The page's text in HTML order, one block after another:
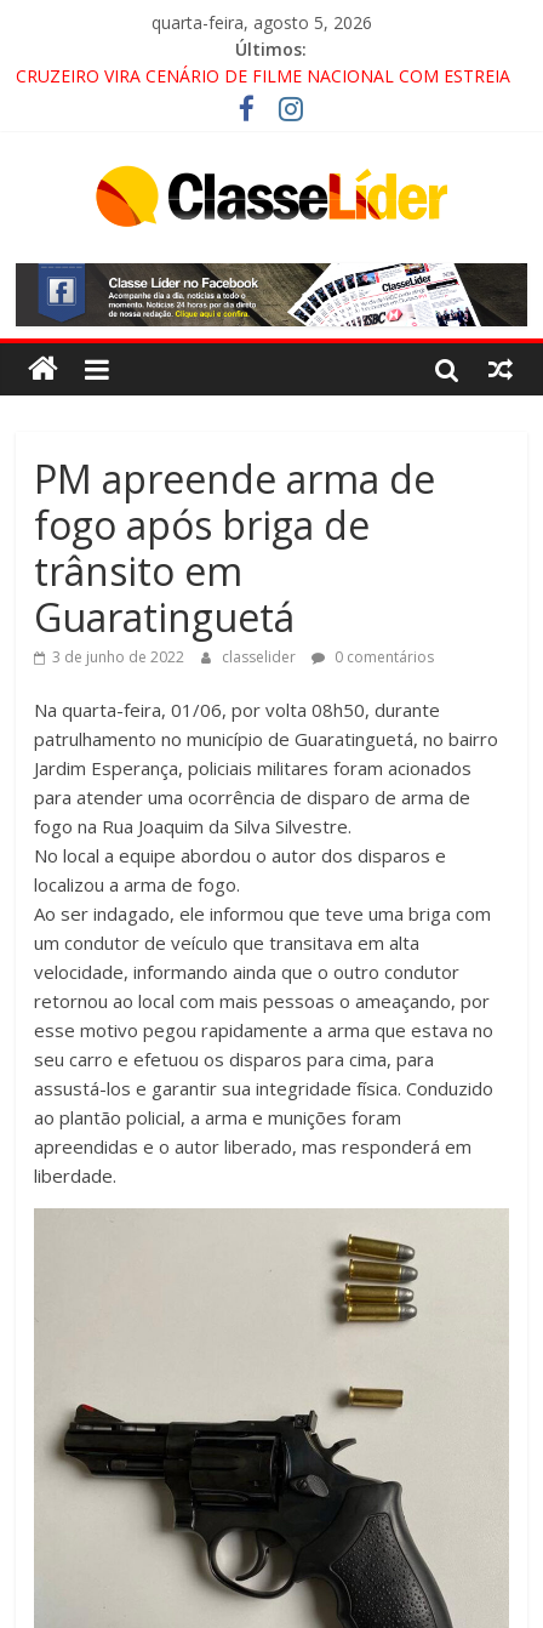
quarta-feira, agosto 5, 2026
Últimos:
CRUZEIRO VIRA CENÁRIO DE FILME NACIONAL COM ESTREIA
PROMOTOR DO GAECO
ACESSO À APARECIDA NA DUTRA SERÁ BLOQUEADO NO FIM
ALTERNATIVAS
LORENA, PINDAMONHANGABA E QUELUZ NA RETA FINAL
PELA FÁBRICA DA COCA-COLA!
PM apreende arma de
fogo após briga de
trânsito em
Guaratinguetá
3 de junho de 2022 classelider 0 comentários
Na quarta-feira, 01/06, por volta 08h50, durante
patrulhamento no município de Guaratinguetá, no bairro
Jardim Esperança, policiais militares foram acionados
para atender uma ocorrência de disparo de arma de
fogo na Rua Joaquim da Silva Silvestre.
No local a equipe abordou o autor dos disparos e
localizou a arma de fogo.
Ao ser indagado, ele informou que teve uma briga com
um condutor de veículo que transitava em alta
velocidade, informando ainda que o outro condutor
retornou ao local com mais pessoas o ameaçando, por
esse motivo pegou rapidamente a arma que estava no
seu carro e efetuou os disparos para cima, para
assustá-los e garantir sua integridade física. Conduzido
ao plantão policial, a arma e munições foram
apreendidas e o autor liberado, mas responderá em
liberdade.